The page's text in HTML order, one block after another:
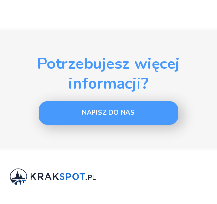
Potrzebujesz więcej
informacji?
NAPISZ DO NAS